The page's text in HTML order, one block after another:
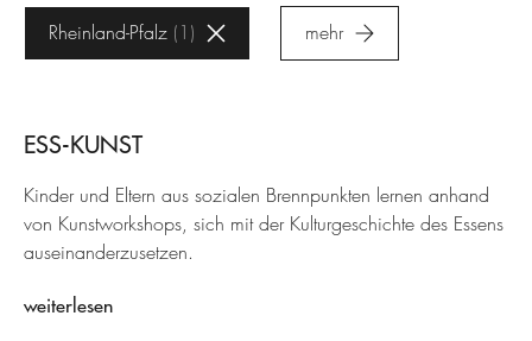
Rheinland-Pfalz 1 mehr
ESS-KUNST
Kinder und Eltern aus sozialen Brennpunkten lernen anhand
von Kunstworkshops, sich mit der Kulturgeschichte des Essens
auseinanderzusetzen.
weiterlesen